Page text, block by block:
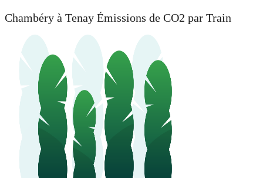
Chambéry à Tenay Émissions de CO2 par Train